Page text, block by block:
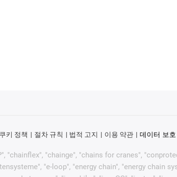
쿠키 정책 절차 규칙 법적 고지 이용 약관 데이터 보호
"chainflex", "chainge", "chains for cranes",
"e-loop", "energy chain", "energy chain